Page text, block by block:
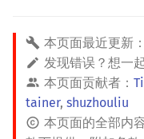
本页面最近更新：
发现错误？想一
本页面贡献者：
tainer, shuzhouliu
本页面的全部内